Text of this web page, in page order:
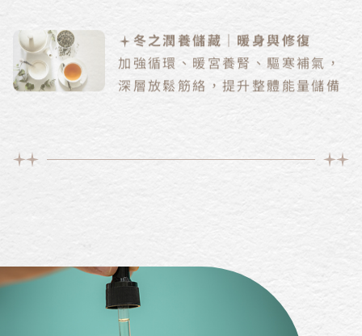
加強循環、暖宮養腎、驅寒補氣，
深層放鬆筋絡，提升整體能量儲備